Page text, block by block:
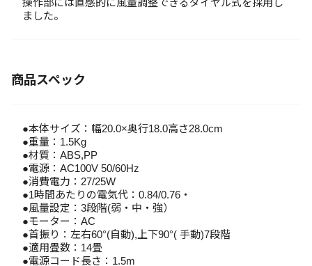
操作部には直感的に風量調整できるダイヤル式を採用し
ました。
商品スペック
●本体サイズ：幅20.0×奥行18.0高さ28.0cm
●重量：1.5Kg
●材質：ABS,PP
●電源：AC100V 50/60Hz
●消費電力：27/25W
●1時間あたりの電気代：0.84/0.76・
●風量設定：3段階(弱・中・強）
●モーター：AC
●首振り：左右60°(自動),上下90°( 手動)7段階
●適用畳数：14畳
●電源コード長さ：1.5m